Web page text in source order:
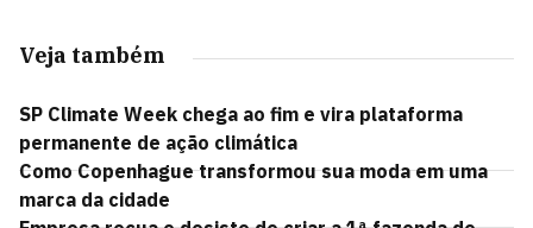
Veja também
SP Climate Week chega ao fim e vira plataforma
permanente de ação climática
Como Copenhague transformou sua moda em uma
marca da cidade